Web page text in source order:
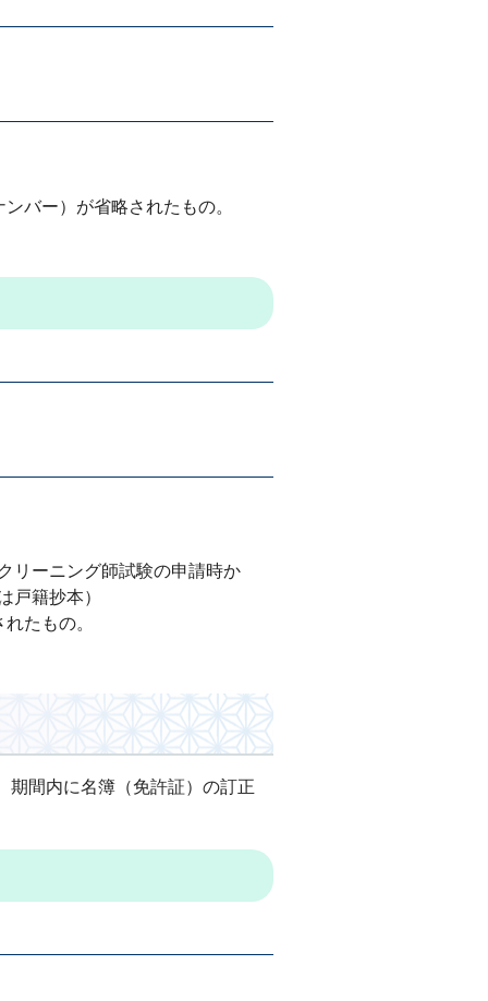
バー）が省略されたもの。
リーニング師試験の申請時か
戸籍抄本）
たもの。
期間内に名簿（免許証）の訂正